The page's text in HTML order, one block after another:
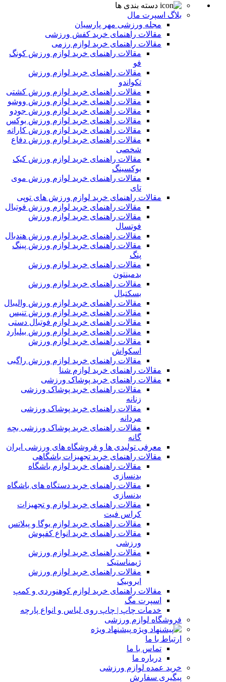
دسته بندی ها
بلاگ اسپرت مال
مجله ورزشی مهر پارسیان
مقالات راهنمای خرید کفش ورزشی
مقالات راهنمای خرید لوازم رزمی
مقالات راهنمای خرید لوازم ورزش کونگ
فو
مقالات راهنمای خرید لوازم ورزش
تکواندو
مقالات راهنمای خرید لوازم ورزش کشتی
مقالات راهنمای خرید لوازم ورزش ووشو
مقالات راهنمای خرید لوازم ورزش جودو
مقالات راهنمای خرید لوازم ورزش بوکس
مقالات راهنمای خرید لوازم ورزش کاراته
مقالات راهنمای خرید لوازم ورزش دفاع
شخصی
مقالات راهنمای خرید لوازم ورزش کیک
بوکسینگ
مقالات راهنمای خرید لوازم ورزش موی
تای
مقالات راهنمای خرید لوازم ورزش های توپی
مقالات راهنمای خرید لوازم ورزش فوتبال
مقالات راهنمای خرید لوازم ورزش
فوتسال
مقالات راهنمای خرید لوازم ورزش هندبال
مقالات راهنمای خرید لوازم ورزش پینگ
پنگ
مقالات راهنمای خرید لوازم ورزش
بدمینتون
مقالات راهنمای خرید لوازم ورزش
بسکتبال
مقالات راهنمای خرید لوازم ورزش والیبال
مقالات راهنمای خرید لوازم ورزش تنیس
مقالات راهنمای خرید لوازم فوتبال دستی
مقالات راهنمای خرید لوازم ورزش بیلیارد
مقالات راهنمای خرید لوازم ورزش
اسکواش
مقالات راهنمای خرید لوازم ورزش راگبی
مقالات راهنمای خرید لوازم شنا
مقالات راهنمای خرید پوشاک ورزشی
مقالات راهنمای خرید پوشاک ورزشی
زنانه
مقالات راهنمای خرید پوشاک ورزشی
مردانه
مقالات راهنمای خرید پوشاک ورزشی بچه
گانه
معرفی تولیدی ها و فروشگاه های ورزشی ایران
مقالات راهنمای خرید تجهیزات باشگاهی
مقالات راهنمای خرید لوازم باشگاه
بدنسازی
مقالات راهنمای خرید دستگاه های باشگاه
بدنسازی
مقالات راهنمای خرید لوازم و تجهیزات
کراس فیت
مقالات راهنمای خرید لوازم یوگا و پیلاتس
مقالات راهنمای خرید انواع کفپوش
ورزشی
مقالات راهنمای خرید لوازم ورزش
ژیمناستیک
مقالات راهنمای خرید لوازم ورزش
ایروبیک
مقالات راهنمای خرید لوازم کوهنوردی و کمپ
اسپرت مگ
خدمات چاپ | چاپ روی لباس و انواع پارچه
فروشگاه لوازم ورزشی
پیشنهاد ویژه
ارتباط با ما
تماس با ما
درباره ما
خرید عمده لوازم ورزشی
پیگیری سفارش